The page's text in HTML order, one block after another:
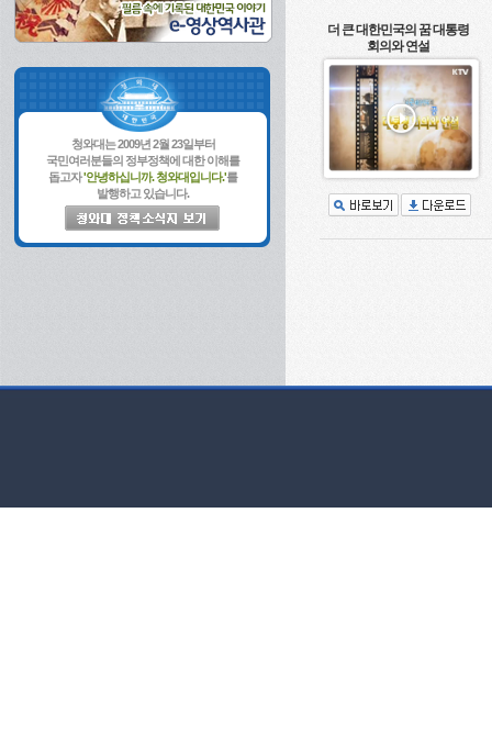
청와대는 2009년 2월 23일부터
국민여러분들의 정부정책에 대한 이해를
돕고자'안녕하십니까. 청와대입니다.'를
발행하고 있습니다.
더 큰 대한민국의 꿈 대통령
회의와 연설